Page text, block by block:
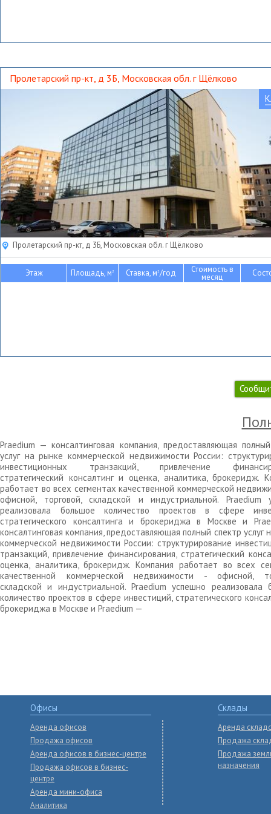
Пролетарский пр-кт, д 3Б, Московская обл. г Щёлково
Пролетарский пр-кт, д 3Б, Московская обл. г Щёлково
Этаж Площадь, м2 Ставка, м2/год Стоимость в
месяц
Praedium — консалтинговая компания, предоставляющая
услуг на рынке коммерческой недвижимости России:
инвестиционных транзакций, привлечение
стратегический консалтинг и оценка, аналитика, брокеридж.
работает во всех сегментах качественной коммерческой
офисной, торговой, складской и индустриальной. Praedium
реализовала большое количество проектов в сфере
стратегического консалтинга и брокериджа в Москве и
консалтинговая компания, предоставляющая полный спектр услуг
коммерческой недвижимости России: структурирование
транзакций, привлечение финансирования, стратегический
оценка, аналитика, брокеридж. Компания работает во всех
качественной коммерческой недвижимости - офисной,
складской и индустриальной. Praedium успешно реализовала
количество проектов в сфере инвестиций, стратегического
брокериджа в Москве и Praedium —
Офисы
Аренда офисов
Продажа офисов
Аренда офисов в бизнес-центре
Продажа офисов в бизнес-
центре
Аренда мини-офиса
Аналитика
Склады
Аренда
Продажа
Продажа
назначения